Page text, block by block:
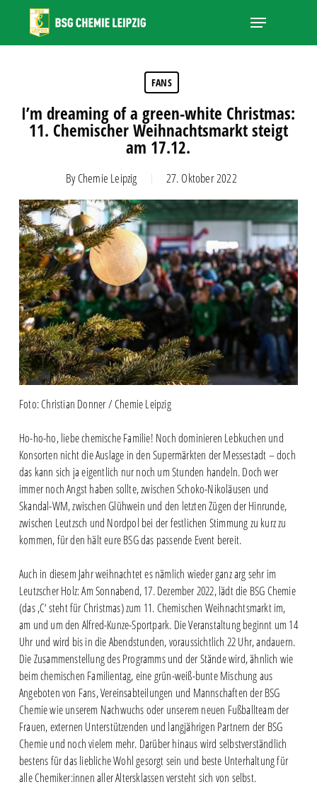
main
Menu
FANS
I’m dreaming of a green-white Christmas:
11. Chemischer Weihnachtsmarkt steigt
am 17.12.
ByChemie Leipzig 27. Oktober 2022
Foto: Christian Donner / Chemie Leipzig
Ho-ho-ho, liebe chemische Familie! Noch dominieren Lebkuchen und
Konsorten nicht die Auslage in den Supermärkten der Messestadt – doch
das kann sich ja eigentlich nur noch um Stunden handeln. Doch wer
immer noch Angst haben sollte, zwischen Schoko-Nikoläusen und
Skandal-WM, zwischen Glühwein und den letzten Zügen der Hinrunde,
zwischen Leutzsch und Nordpol bei der festlichen Stimmung zu kurz zu
kommen, für den hält eure BSG das passende Event bereit.
Auch in diesem Jahr weihnachtet es nämlich wieder ganz arg sehr im
Leutzscher Holz: Am Sonnabend, 17. Dezember 2022, lädt die BSG Chemie
(das ‚C‘ steht für Christmas) zum 11. Chemischen Weihnachtsmarkt im,
am und um den Alfred-Kunze-Sportpark. Die Veranstaltung beginnt um 14
Uhr und wird bis in die Abendstunden, voraussichtlich 22 Uhr, andauern.
Die Zusammenstellung des Programms und der Stände wird, ähnlich wie
beim chemischen Familientag, eine grün-weiß-bunte Mischung aus
Angeboten von Fans, Vereinsabteilungen und Mannschaften der BSG
Chemie wie unserem Nachwuchs oder unserem neuen Fußballteam der
Frauen, externen Unterstützenden und langjährigen Partnern der BSG
Chemie und noch vielem mehr. Darüber hinaus wird selbstverständlich
bestens für das liebliche Wohl gesorgt sein und beste Unterhaltung für
alle Chemiker:innen aller Altersklassen versteht sich von selbst.
Close